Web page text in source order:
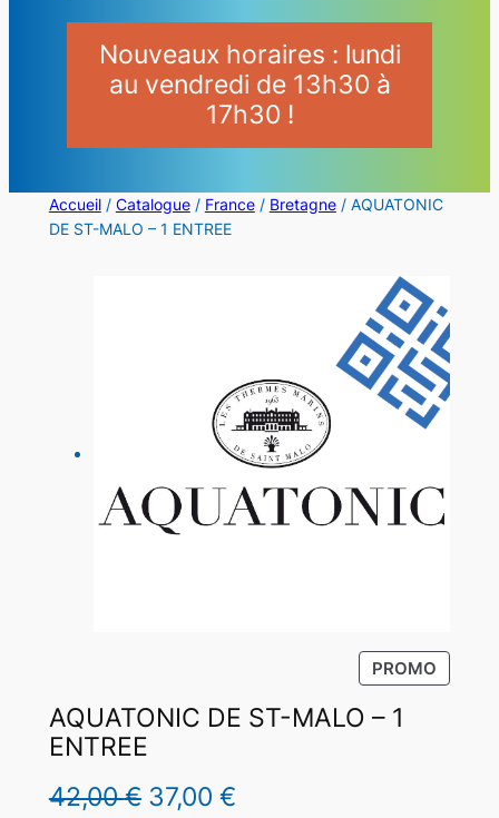
Nouveaux horaires : lundi
au vendredi de 13h30 à
17h30 !
Accueil/ Catalogue/ France/ Bretagne/ AQUATONIC
DE ST-MALO – 1 ENTREE
PROMO
R
AQUATONIC DE ST-MALO – 1
ENTREE
42,00€ L
37,00 €L